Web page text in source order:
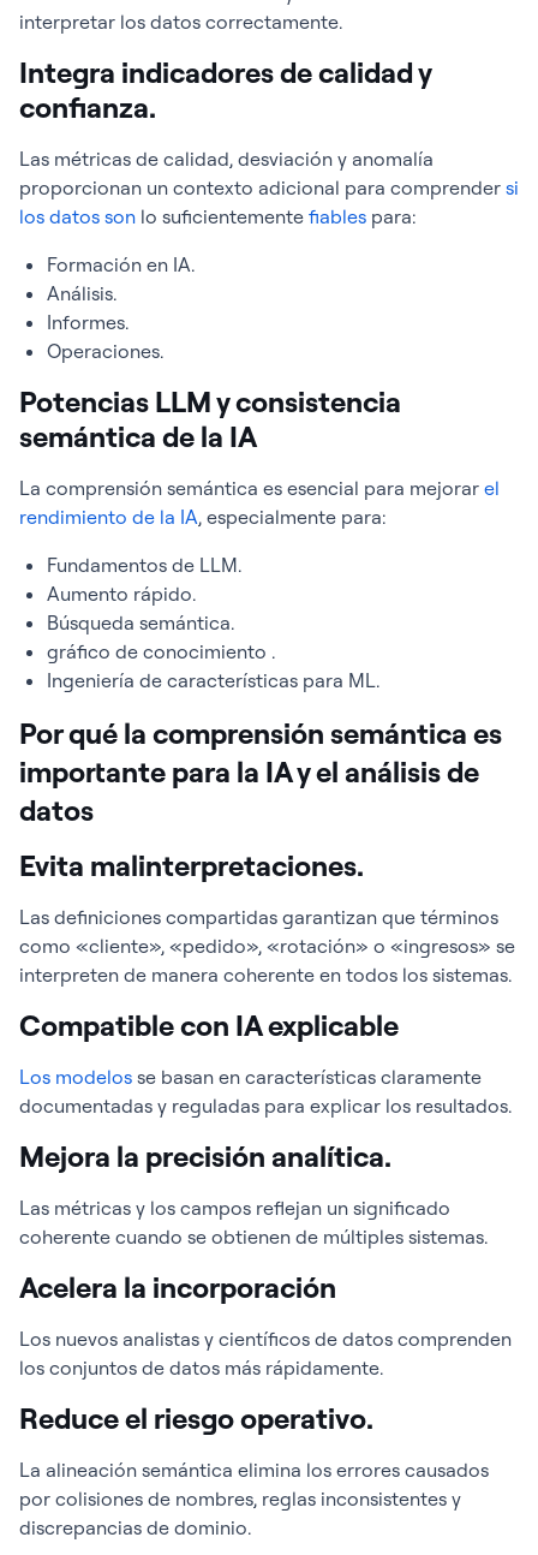
interpretar los datos correctamente.
Integra indicadores de calidad y
confianza.
Las métricas de calidad, desviación y anomalía
proporcionan un contexto adicional para comprender si
los datos son lo suficientemente fiables para:
Formación en IA.
Análisis.
Informes.
Operaciones.
Potencias LLM y consistencia
semántica de la IA
La comprensión semántica es esencial para mejorar el
rendimiento de la IA, especialmente para:
Fundamentos de LLM.
Aumento rápido.
Búsqueda semántica.
gráfico de conocimiento .
Ingeniería de características para ML.
Por qué la comprensión semántica es
importante para la IA y el análisis de
datos
Evita malinterpretaciones.
Las definiciones compartidas garantizan que términos
como «cliente», «pedido», «rotación» o «ingresos» se
interpreten de manera coherente en todos los sistemas.
Compatible con IA explicable
Los modelos se basan en características claramente
documentadas y reguladas para explicar los resultados.
Mejora la precisión analítica.
Las métricas y los campos reflejan un significado
coherente cuando se obtienen de múltiples sistemas.
Acelera la incorporación
Los nuevos analistas y científicos de datos comprenden
los conjuntos de datos más rápidamente.
Reduce el riesgo operativo.
La alineación semántica elimina los errores causados
por colisiones de nombres, reglas inconsistentes y
discrepancias de dominio.